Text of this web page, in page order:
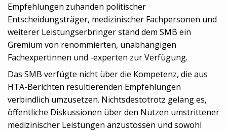
Empfehlungen zuhanden politischer
Entscheidungsträger, medizinischer Fachpersonen und
weiterer Leistungserbringer stand dem SMB ein
Gremium von renommierten, unabhängigen
Fachexpertinnen und -experten zur Verfügung.
Das SMB verfügte nicht über die Kompetenz, die aus
HTA-Berichten resultierenden Empfehlungen
verbindlich umzusetzen. Nichtsdestotrotz gelang es,
öffentliche Diskussionen über den Nutzen umstrittener
medizinischer Leistungen anzustossen und sowohl